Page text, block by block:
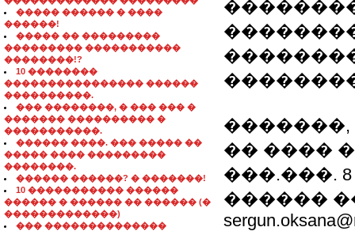
����� ������ � ����
������!
����� �� ���������
��������� �����������
��������!?
10 ��������
���������������� ������
����������.
��� ��������, � ��� ��� �
������� ���������� �
�����������.
������ ����. ��� ����� ��
����� ���� ���������
��������.
������ ������? � �������!
10 ����������� ������
������ � ������ �� ������ (�
�������������)
��� ��������������
�� ����
���.���. 8
������